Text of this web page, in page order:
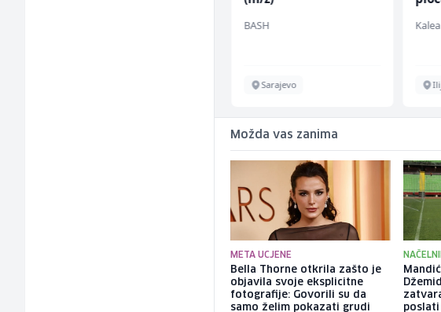
BASH
Sarajevo
Kalea
Možda vas zanima
META UCJENE
Bella Thorne otkrila zašto je
objavila svoje eksplicitne
fotografije: Govorili su da
samo želim pokazati grudi
poslati